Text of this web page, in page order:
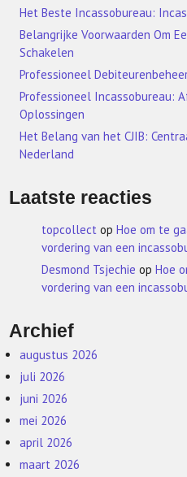
Het Beste Incassobureau:
Belangrijke Voorwaarden Om
Schakelen
Professioneel
Professioneel Incassobureau:
Oplossingen
Het Belang van het CJIB:
Nederland
Laatste reacties
topcollect opHoe om te
vordering van een
Desmond Tsjechie opHoe
vordering van een
Archief
augustus 2026
juli 2026
juni 2026
mei 2026
april 2026
maart 2026